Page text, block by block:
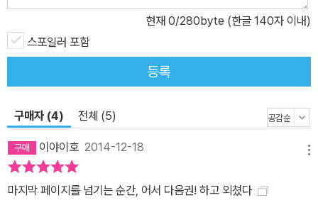
있다. 서로를 위해주는 척하지만 결국에는 자신만의 욕망을 바라는
이들에 대한 세밀한 묘사는 구불구불한 미로와 같은 복잡한 플롯을
완성해가는 데 있어 큰 역할을 한다. 《쿠쿠스 콜링》은 작가가 조앤 K.
롤링임이 밝혀지기 전부터 전 세계적으로 훌륭한 평가를 받았는데, <
설”이라고 평했으며, <USA투데이>는 “모든 위대한 소설이 가지고
의 죽은 것이나 다름없던 장르를 되살린 놀라운 미스터리 소설”이라
고 치켜세웠다. 한번 손에 잡으면 놓을 수 없을 만큼 흡인력 강한 구
성, 실제로 살아 움직이는 것 같은 생생한 캐릭터, 더 치밀하고 깊어져
현재 0/280byte (한글 140자 이내)
스포일러 포함
등록
구매자 (4) 전체 (5)
이야이호 2014-12-18
마지막 페이지를 넘기는 순간, 어서 다음권! 하고 외쳤다